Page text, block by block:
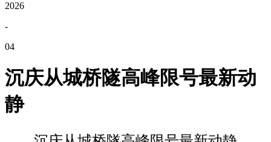
2026
-
04
沉庆从城桥隧高峰限号最新动
静